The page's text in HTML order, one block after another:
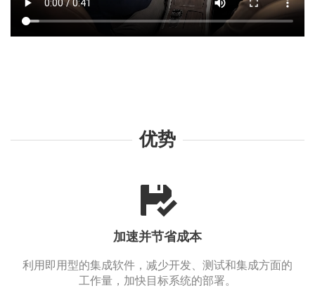
优势
加速并节省成本
利用即用型的集成软件，减少开发、测试和集成方面的
工作量，加快目标系统的部署。